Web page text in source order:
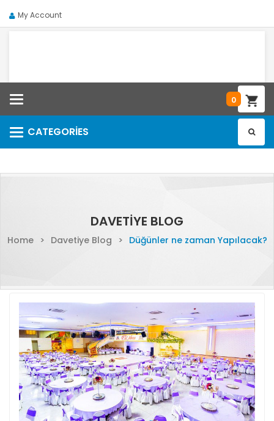
My Account
0
CATEGORIES
Categories
DAVETIYE BLOG
Home > Davetiye Blog > Düğünler ne zaman Yapılacak?